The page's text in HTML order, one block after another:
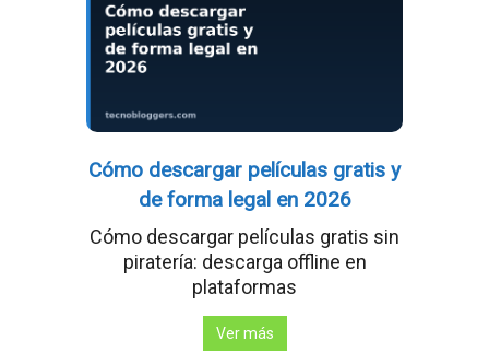
Cómo descargar películas gratis y
de forma legal en 2026
Cómo descargar películas gratis sin
piratería: descarga offline en
plataformas
Ver más